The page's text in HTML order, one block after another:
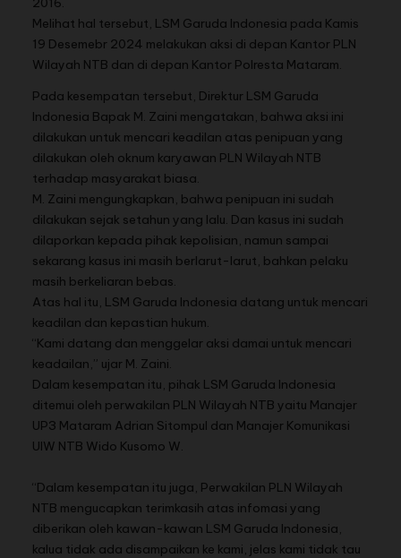
Melihat hal tersebut, LSM Garuda Indonesia pada Kamis
19 Desemebr 2024 melakukan aksi di depan Kantor PLN
Wilayah NTB dan di depan Kantor Polresta Mataram.
Pada kesempatan tersebut, Direktur LSM Garuda
Indonesia Bapak M. Zaini mengatakan, bahwa aksi ini
dilakukan untuk mencari keadilan atas penipuan yang
dilakukan oleh oknum karyawan PLN Wilayah NTB
terhadap masyarakat biasa.
M. Zaini mengungkapkan, bahwa penipuan ini sudah
dilakukan sejak setahun yang lalu. Dan kasus ini sudah
dilaporkan kepada pihak kepolisian, namun sampai
sekarang kasus ini masih berlarut-larut, bahkan pelaku
masih berkeliaran bebas.
Atas hal itu, LSM Garuda Indonesia datang untuk mencari
keadilan dan kepastian hukum.
“Kami datang dan menggelar aksi damai untuk mencari
keadailan,” ujar M. Zaini.
Dalam kesempatan itu, pihak LSM Garuda Indonesia
ditemui oleh perwakilan PLN Wilayah NTB yaitu Manajer
UP3 Mataram Adrian Sitompul dan Manajer Komunikasi
UIW NTB Wido Kusomo W.
“Dalam kesempatan itu juga, Perwakilan PLN Wilayah
NTB mengucapkan terimkasih atas infomasi yang
diberikan oleh kawan-kawan LSM Garuda Indonesia,
kalua tidak ada disampaikan ke kami, jelas kami tidak tau